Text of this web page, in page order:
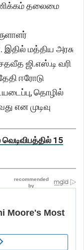
தலைமை
மத்திய அரசு
ஜி.எஸ்.டி வரி
ஈரோடு
தொழில்
என முடிவு
15